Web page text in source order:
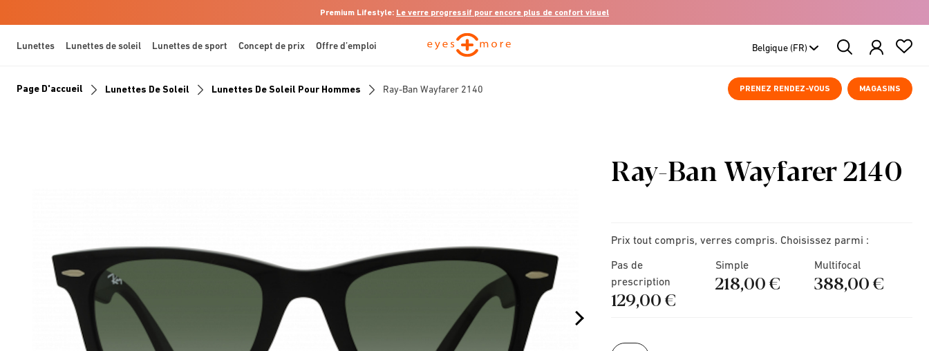
Premium Lifestyle: Le verre progressif pour encore plus de confort visuel
Lunettes Lunettes de soleil Lunettes de sport Concept de prix Offre d’emploi
Search
Products
PRENEZ RENDEZ-VOUS MAGASINS
Page D'accueil Lunettes De Soleil Lunettes De Soleil Pour Hommes Ray-Ban Wayfarer 2140
Ray-Ban Wayfarer 2140
Prix tout compris, verres compris. Choisissez parmi :
Pas de
prescription
129,00 €
Simple
218,00 €
Multifocal
388,00 €